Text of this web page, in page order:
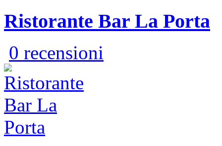
Ristorante Bar La Porta
0 recensioni